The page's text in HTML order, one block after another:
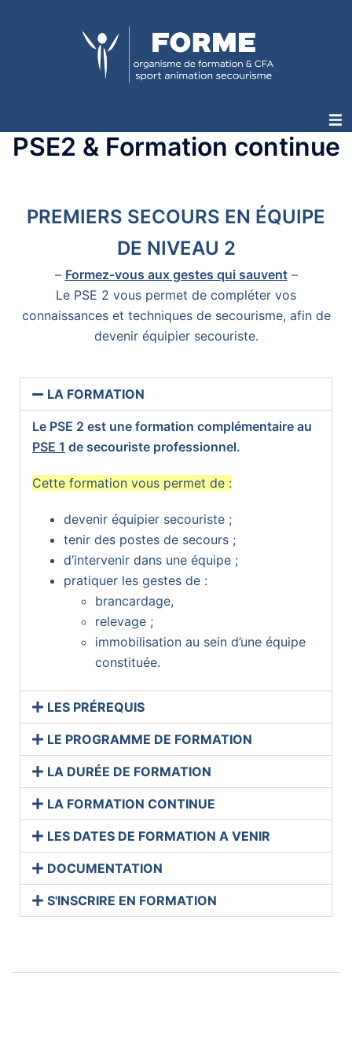
PSE2 & Formation continue
PREMIERS SECOURS EN ÉQUIPE
DE NIVEAU 2
– Formez-vous aux gestes qui sauvent–
Le PSE 2 vous permet de compléter vos
connaissances et techniques de secourisme, afin de
devenir équipier secouriste.
LA FORMATION
Le PSE 2 est une formation complémentaire au
PSE 1 de secouriste professionnel.
Cette formation vous permet de :
devenir équipier secouriste ;
tenir des postes de secours ;
d’intervenir dans une équipe ;
pratiquer les gestes de :
brancardage,
relevage ;
immobilisation au sein d’une équipe
constituée.
LES PRÉREQUIS
LE PROGRAMME DE FORMATION
LA DURÉE DE FORMATION
LA FORMATION CONTINUE
LES DATES DE FORMATION A VENIR
DOCUMENTATION
S'INSCRIRE EN FORMATION